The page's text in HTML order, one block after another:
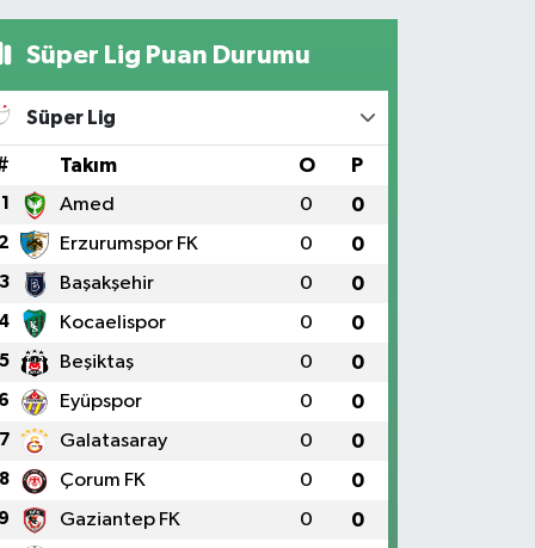
Süper Lig Puan Durumu
Süper Lig
Takım O P
1 Amed 0 0
2 Erzurumspor FK 0 0
3 Başakşehir 0 0
4 Kocaelispor 0 0
5 Beşiktaş 0 0
6 Eyüpspor 0 0
7 Galatasaray 0 0
8 Çorum FK 0 0
9 Gaziantep FK 0 0